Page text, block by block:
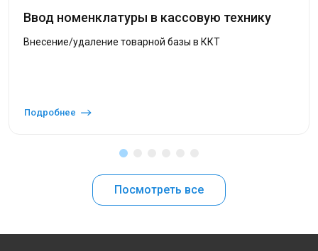
Ввод номенклатуры в кассовую технику
Внесение/удаление товарной базы в ККТ
Подробнее
Посмотреть все